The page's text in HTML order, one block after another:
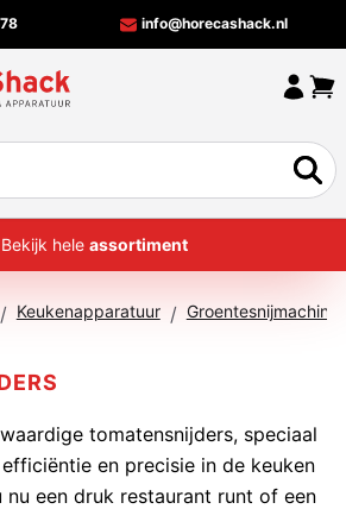
info@horecashack.nl
HOME
MERKEN
CONTACT
Bekijk hele assortiment
/ Keukenapparatuur / Groentesnijmachines
tomatensnijders, speciaal
en precisie in de keuken
nu een druk restaurant runt of een